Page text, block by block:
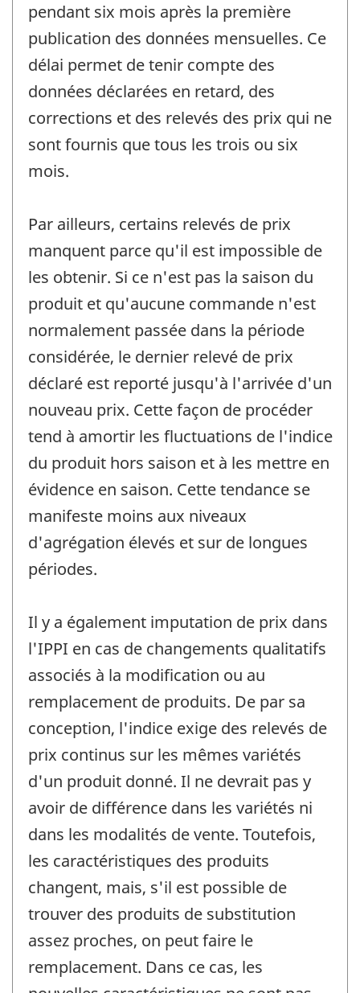
pendant six mois après la première
publication des données mensuelles. Ce
délai permet de tenir compte des
données déclarées en retard, des
corrections et des relevés des prix qui ne
sont fournis que tous les trois ou six
mois.
Par ailleurs, certains relevés de prix
manquent parce qu'il est impossible de
les obtenir. Si ce n'est pas la saison du
produit et qu'aucune commande n'est
normalement passée dans la période
considérée, le dernier relevé de prix
déclaré est reporté jusqu'à l'arrivée d'un
nouveau prix. Cette façon de procéder
tend à amortir les fluctuations de l'indice
du produit hors saison et à les mettre en
évidence en saison. Cette tendance se
manifeste moins aux niveaux
d'agrégation élevés et sur de longues
périodes.
Il y a également imputation de prix dans
l'IPPI en cas de changements qualitatifs
associés à la modification ou au
remplacement de produits. De par sa
conception, l'indice exige des relevés de
prix continus sur les mêmes variétés
d'un produit donné. Il ne devrait pas y
avoir de différence dans les variétés ni
dans les modalités de vente. Toutefois,
les caractéristiques des produits
changent, mais, s'il est possible de
trouver des produits de substitution
assez proches, on peut faire le
remplacement. Dans ce cas, les